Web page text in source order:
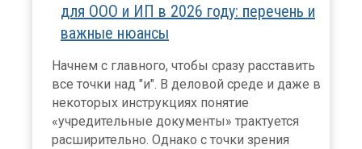
для ООО и ИП в 2026 году: перечень и
важные нюансы
Начнем с главного, чтобы сразу расставить
все точки над "и". В деловой среде и даже в
некоторых инструкциях понятие
«учредительные документы» трактуется
расширительно. Однако с точки зрения